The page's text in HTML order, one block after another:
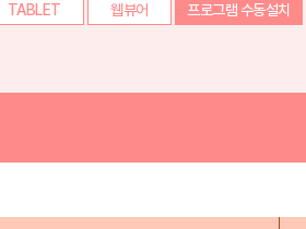
TABLET 웹뷰어 프로그램 수동설치